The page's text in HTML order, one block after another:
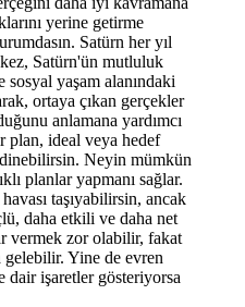
yerine getirme
Satürn her yıl
Satürn'ün mutluluk
sosyal yaşam alanındaki
ortaya çıkan gerçekler
anlamana yardımcı
plan, ideal veya hedef
Neyin mümkün
planlar yapmanı sağlar.
taşıyabilirsin, ancak
daha etkili ve daha net
vermek zor olabilir, fakat
Yine de evren
dair işaretler gösteriyorsa